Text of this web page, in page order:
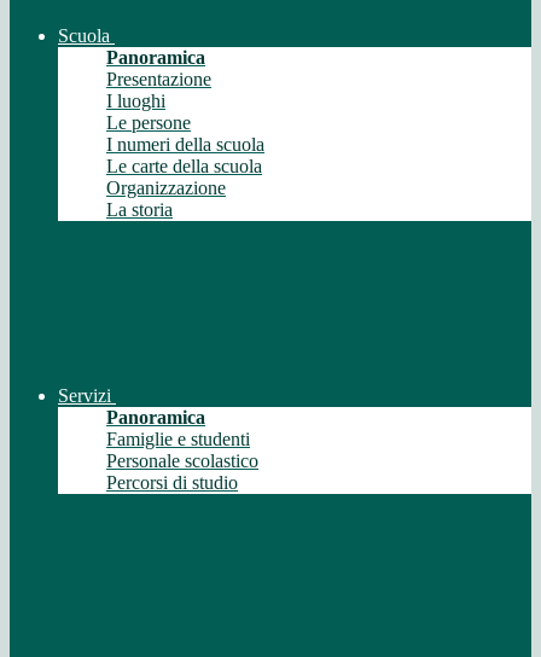
Scuola
Panoramica
Presentazione
I luoghi
Le persone
I numeri della scuola
Le carte della scuola
Organizzazione
La storia
Servizi
Panoramica
Famiglie e studenti
Personale scolastico
Percorsi di studio